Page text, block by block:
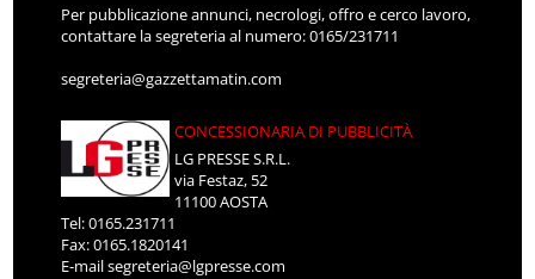
Per pubblicazione annunci, necrologi, offro e cerco lavoro,
contattare la segreteria al numero: 0165/231711
segreteria@gazzettamatin.com
CONCESSIONARIA DI PUBBLICITÀ
LG PRESSE S.R.L.
via Festaz, 52
11100 AOSTA
Tel: 0165.231711
Fax: 0165.1820141
E-mailsegreteria@lgpresse.com